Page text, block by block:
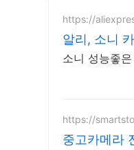
https://
알리, 소니
소니 성능좋
https://
중고카메라